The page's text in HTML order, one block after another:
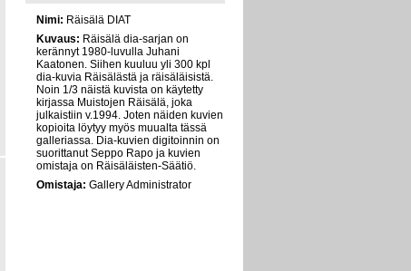
Nimi: Räisälä DIAT
Kuvaus: Räisälä dia-sarjan on
kerännyt 1980-luvulla Juhani
Kaatonen. Siihen kuuluu yli 300 kpl
dia-kuvia Räisälästä ja räisäläisistä.
Noin 1/3 näistä kuvista on käytetty
kirjassa Muistojen Räisälä, joka
julkaistiin v.1994. Joten näiden kuvien
kopioita löytyy myös muualta tässä
galleriassa. Dia-kuvien digitoinnin on
suorittanut Seppo Rapo ja kuvien
omistaja on Räisäläisten-Säätiö.
Omistaja: Gallery Administrator